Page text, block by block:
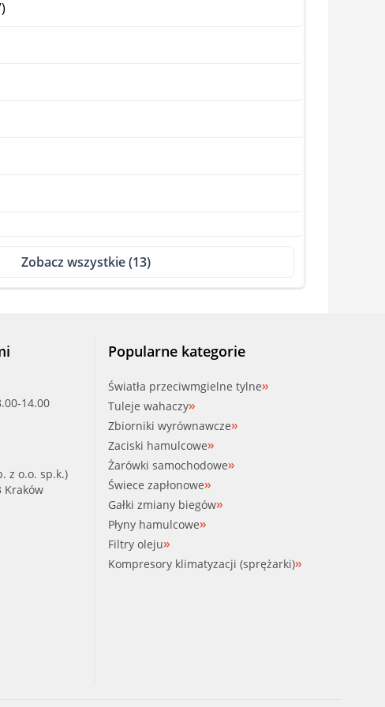
Zobacz wszystkie (13)
14.00
z o.o. sp.k.)
Kraków
Popularne kategorie
Światła przeciwmgielne tylne
Tuleje wahaczy
Zbiorniki wyrównawcze
Zaciski hamulcowe
Żarówki samochodowe
Świece zapłonowe
Gałki zmiany biegów
Płyny hamulcowe
Filtry oleju
Kompresory klimatyzacji (sprężarki)